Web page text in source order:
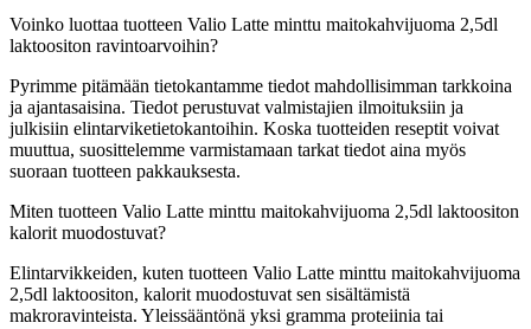
Voinko luottaa tuotteen Valio Latte minttu maitokahvijuoma 2,5dl
laktoositon ravintoarvoihin?
Pyrimme pitämään tietokantamme tiedot mahdollisimman tarkkoina
ja ajantasaisina. Tiedot perustuvat valmistajien ilmoituksiin ja
julkisiin elintarviketietokantoihin. Koska tuotteiden reseptit voivat
muuttua, suosittelemme varmistamaan tarkat tiedot aina myös
suoraan tuotteen pakkauksesta.
Miten tuotteen Valio Latte minttu maitokahvijuoma 2,5dl laktoositon
kalorit muodostuvat?
Elintarvikkeiden, kuten tuotteen Valio Latte minttu maitokahvijuoma
2,5dl laktoositon, kalorit muodostuvat sen sisältämistä
makroravinteista. Yleissääntönä yksi gramma proteiinia tai